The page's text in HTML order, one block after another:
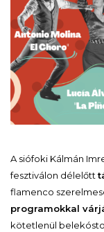
A siófoki Kálmán
fesztiválon délelőtt
flamenco
programokkal
kötetlenül